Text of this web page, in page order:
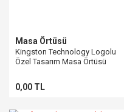
Masa Örtüsü
Kingston Technology Logolu
Özel Tasarım Masa Örtüsü
0,00 TL